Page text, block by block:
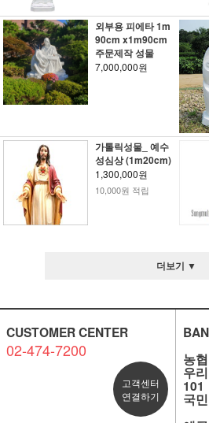
외부용 피에타 1m
90cm x1m90cm
주문제작 성물
7,000,000원
가톨릭성물_ 예수
성심상 (1m20cm)
1,300,000원
10,000원 적립
더보기 ▼
CUSTOMER CENTER
02-474-7200
고객센터
연결하기
농
우
101
국